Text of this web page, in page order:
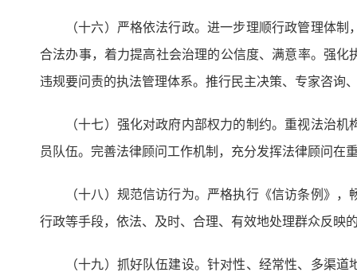
（十六）严格依法行政。进一步理顺行政管理体
合法办事，着力提高社会治理的公信度、满意率。强
违规要问责的执法管理体系。推行民主决策、专家咨询
（十七）强化对政府内部权力的制约。重视法治
员队伍。完善法律顾问工作机制，充分发挥法律顾问在
（十八）规范信访行为。严格执行《信访条例》
行政等手段，依法、及时、合理、有效地处理群众反映
（十九）抓好队伍建设。针对性、经常性、多渠